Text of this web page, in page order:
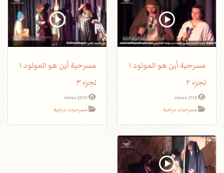
مسرحية أين هو المولود ا
لجزء ٢
1713 views
مسرحيات درامية
مسرحية أين هو المولود ا
لجزء ٣
1570 views
مسرحيات درامية